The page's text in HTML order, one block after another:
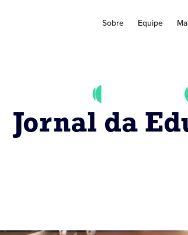
Sobre Equipe
Jornal da